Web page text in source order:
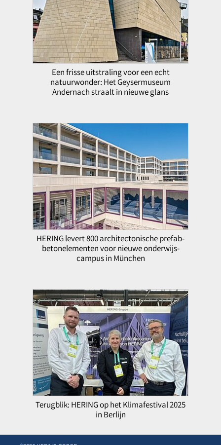
Een frisse uitstraling voor een echt
natuurwonder: Het Geysermuseum
Andernach straalt in nieuwe glans
HERING levert 800 architectonische prefab-
betonelementen voor nieuwe onderwijs-
campus in München
Terugblik: HERING op het Klimafestival 2025
in Berlijn